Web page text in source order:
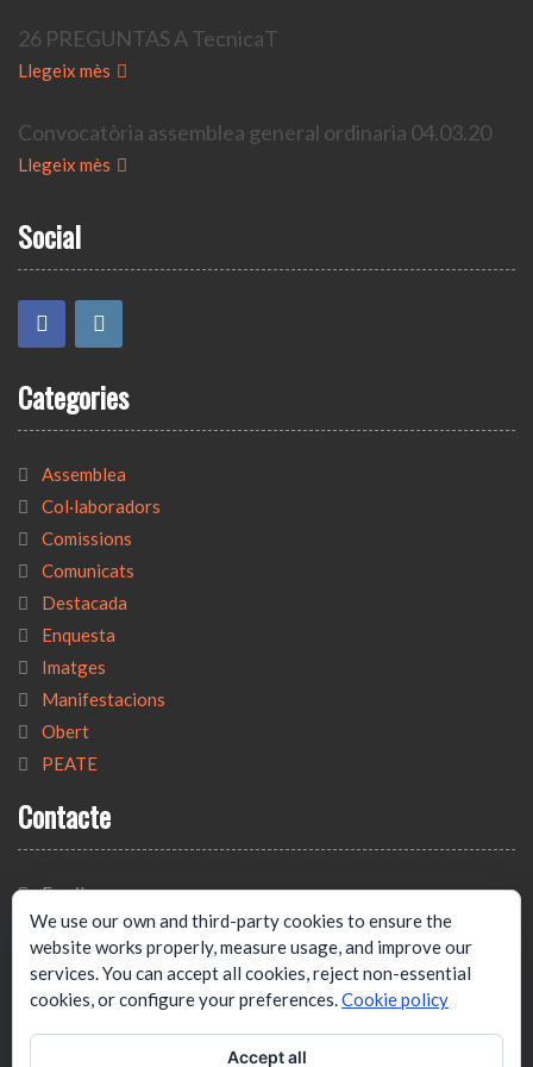
26 PREGUNTAS A TecnicaT
Llegeix mès
Convocatòria assemblea general ordinaria 04.03.20
Llegeix mès
Social
Categories
Assemblea
Col·laboradors
Comissions
Comunicats
Destacada
Enquesta
Imatges
Manifestacions
Obert
PEATE
Contacte
Email:
tecnicat@tecnicat.cat
Adreça:
C/ Josep Estivill, 33B, 4º1ª.
We use our own and third-party cookies to ensure the
website works properly, measure usage, and improve our
services. You can accept all cookies, reject non-essential
cookies, or configure your preferences.Cookie policy
Accept all